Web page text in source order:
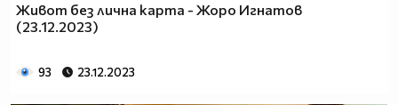
Живот без лична карта - Жоро Игнатов
(23.12.2023)
93 23.12.2023